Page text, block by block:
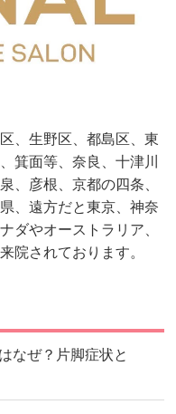
、生野区、都島区、東
箕面等、奈良、十津川
、彦根、京都の四条、
、遠方だと東京、神奈
ダやオーストラリア、
院されております。
なぜ？片脚症状と